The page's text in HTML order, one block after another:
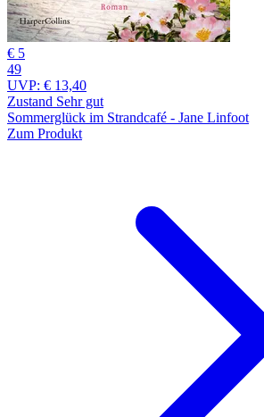
€ 5
49
UVP: € 13,40
Zustand Sehr gut
Sommerglück im Strandcafé - Jane Linfoot
Zum Produkt